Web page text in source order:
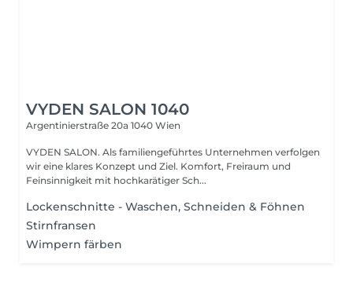
VYDEN SALON 1040
Argentinierstraße 20a 1040 Wien
VYDEN SALON. Als familiengeführtes Unternehmen verfolgen
wir eine klares Konzept und Ziel. Komfort, Freiraum und
Feinsinnigkeit mit hochkarätiger Sch...
Lockenschnitte - Waschen, Schneiden & Föhnen
Stirnfransen
Wimpern färben